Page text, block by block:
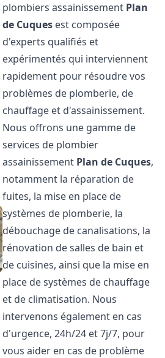
plombiers assainissement Plan
de Cuques est composée
d'experts qualifiés et
expérimentés qui interviennent
rapidement pour résoudre vos
problèmes de plomberie, de
chauffage et d'assainissement.
Nous offrons une gamme de
services de plombier
assainissement Plan de Cuques,
notamment la réparation de
fuites, la mise en place de
systèmes de plomberie, la
débouchage de canalisations, la
rénovation de salles de bain et
de cuisines, ainsi que la mise en
place de systèmes de chauffage
et de climatisation. Nous
intervenons également en cas
d'urgence, 24h/24 et 7j/7, pour
vous aider en cas de problème